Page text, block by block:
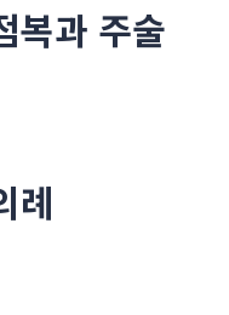
복과 주술
례